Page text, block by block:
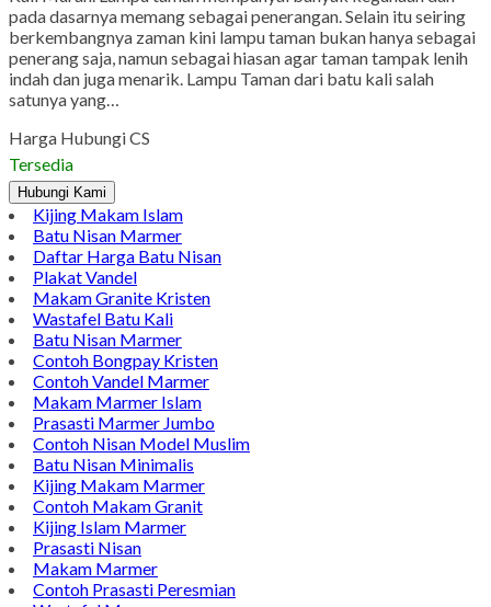
Facebook
Twitter
WhatsApp
LinkedIn
Tumblr
Gmail
Jual Lampu Taman Batu Kali Murah Jual Lampu Taman Batu
Kali Murah. Lampu taman mempunyai banyak kegunaan dan
pada dasarnya memang sebagai penerangan. Selain itu seiring
berkembangnya zaman kini lampu taman bukan hanya sebagai
penerang saja, namun sebagai hiasan agar taman tampak lenih
indah dan juga menarik. Lampu Taman dari batu kali salah
satunya yang…
Harga Hubungi CS
Tersedia
Hubungi Kami
Kijing Makam Islam
Batu Nisan Marmer
Daftar Harga Batu Nisan
Plakat Vandel
Makam Granite Kristen
Wastafel Batu Kali
Batu Nisan Marmer